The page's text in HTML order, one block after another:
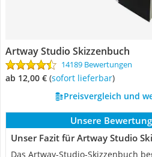
Artway Studio Skizzenbuch
14189 Bewertungen
ab 12,00 € ( Sofort lieferbar)
Preisvergleich und
Unsere
Unser Fazit für Artway Studio
Das Artway-Studio-Skizzenbuch